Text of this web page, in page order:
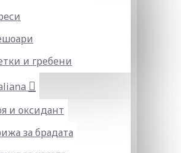
и гребени
и оксидант
за брадата